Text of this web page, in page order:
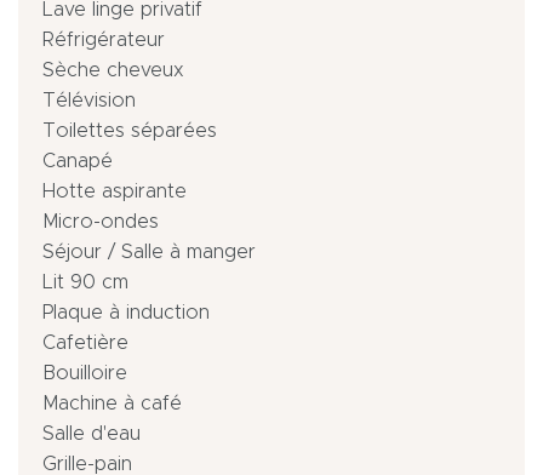
Lave linge privatif
Réfrigérateur
Sèche cheveux
Télévision
Toilettes séparées
Canapé
Hotte aspirante
Micro-ondes
Séjour / Salle à manger
Lit 90 cm
Plaque à induction
Cafetière
Bouilloire
Machine à café
Salle d'eau
Grille-pain